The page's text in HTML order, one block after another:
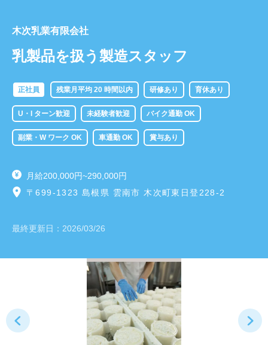
木次乳業有限会社
乳製品を扱う製造スタッフ
正社員 残業月平均 20 時間以内 研修あり 育休あり
U・I ターン歓迎 未経験者歓迎 バイク通勤 OK
副業・W ワーク OK 車通勤 OK 賞与あり
月給200,000円~290,000円
〒699-1323 島根県 雲南市 木次町東日登228-2
最終更新日： 2026/03/26